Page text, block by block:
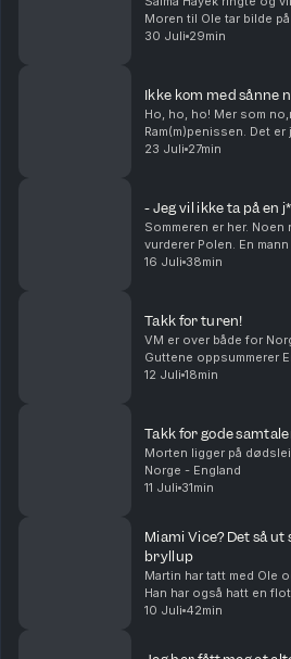
Moren til Ole tar bilde
visst en greie med å krangle med
30 Juli 29min
Ikke kom med sånne
Ho, ho, ho! Mer som
Ram(m)penissen. Det
Hvilken sunn matrett vil
23 Juli 27min
- Jeg vil ikke ta på en
Sommeren er her.
vurderer Polen. En
Livet tar folk i
16 Juli 38min
Takk for turen!
VM er over både for
Guttene oppsummerer
mesterskapet. Takk for
12 Juli 18min
Takk for gode
Morten ligger på
Norge - England
11 Juli 31min
Miami Vice? Det så
bryllup
Martin har tatt med Ole
Han har også hatt en
10 Juli 42min